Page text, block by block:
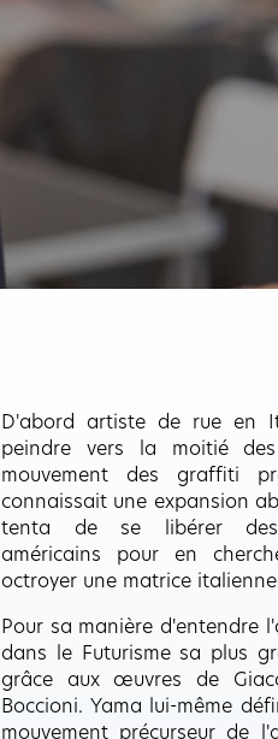
D'abord artiste de rue en
peindre vers la moitié
mouvement des graffiti
connaissait une expansion
tenta de se libérer des
américains pour en
octroyer une matrice
Pour sa manière d'entendre
dans le Futurisme sa plus
grâce aux œuvres de
Boccioni. Yama lui-même
mouvement précurseur de